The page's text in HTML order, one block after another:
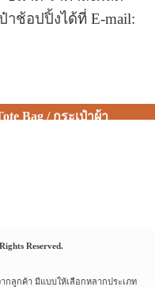
าช้อปปิ้งได้ที่E-mail:
Bag / กระเป๋าผ้า
Reserved.
กลูกค้า มีแบบให้เลือกหลากประเภท